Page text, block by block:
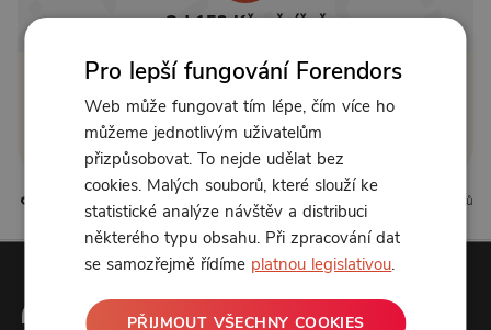
Od 153 Kč měsíčně
Klikněte pro odemčení
nebo sepřihlaste
0 líbí 0 komentářů
Pro lepší fungování Forendors
Web může fungovat tím lépe, čím více ho
můžeme jednotlivým uživatelům
přizpůsobovat. To nejde udělat bez
cookies. Malých souborů, které slouží ke
statistické analýze návštěv a distribuci
některého typu obsahu. Při zpracování dat
se samozřejmě řídíme platnou legislativou.
PŘIJMOUT VŠECHNY COOKIES